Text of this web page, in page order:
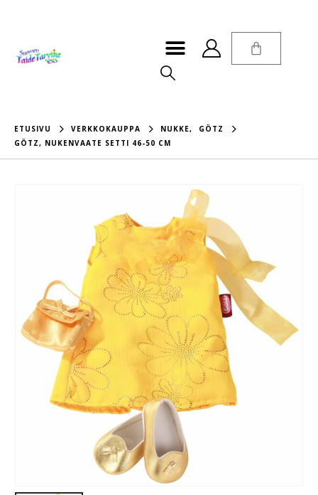
ETUSIVU VERKKOKAUPPA NUKKE,
GÖTZ
GÖTZ, NUKENVAATE SETTI 46-50 CM